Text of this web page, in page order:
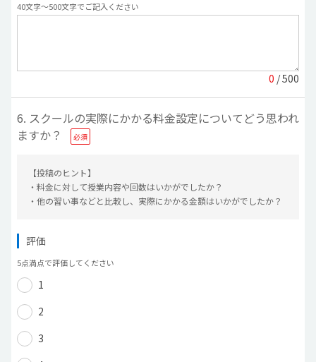
40文字〜500文字でご記入ください
0 / 500
6. スクールの実際にかかる料金設定についてどう思われ
ますか？
【投稿のヒント】
・料金に対して授業内容や回数はいかがでしたか？
・他の習い事などと比較し、実際にかかる金額はいかがでしたか？
評価
5点満点で評価してください
1
2
3